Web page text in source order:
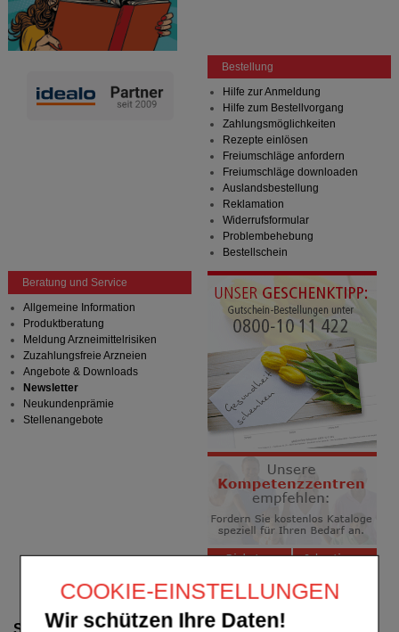
COOKIE-EINSTELLUNGEN
Wir schützen Ihre Daten!
Suche verfeinern
Bestellung
Hilfe zur Anmeldung
Hilfe zum Bestellvorgang
Zahlungsmöglichkeiten
Rezepte einlösen
Freiumschläge anfordern
Freiumschläge downloaden
Auslandsbestellung
Reklamation
Widerrufsformular
Problembehebung
Bestellschein
Beratung und Service
Allgemeine Information
Produktberatung
Meldung Arzneimittelrisiken
Zuzahlungsfreie Arzneien
Angebote & Downloads
Newsletter
Neukundenprämie
Stellenangebote